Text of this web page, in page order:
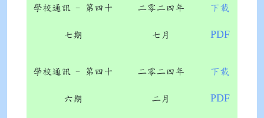
學校通訊 - 第四十
七期
二零二四年
七月
下載
PDF
學校通訊 - 第四十
六期
二零二四年
二月
下載
PDF